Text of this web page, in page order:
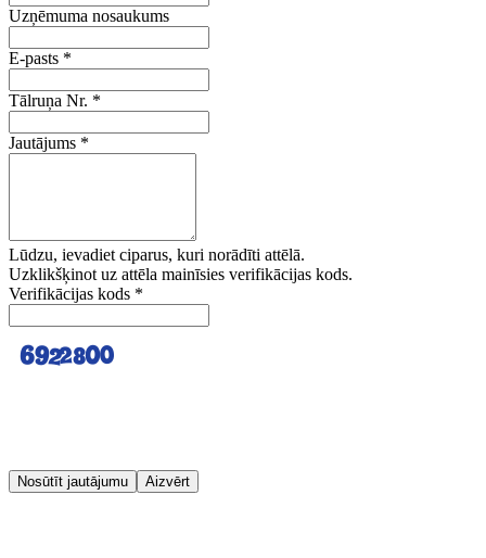
Uzņēmuma nosaukums
E-pasts *
Tālruņa Nr. *
Jautājums *
Lūdzu, ievadiet ciparus, kuri norādīti attēlā.
Uzklikšķinot uz attēla mainīsies verifikācijas kods.
Verifikācijas kods *
Nosūtīt jautājumu Aizvērt